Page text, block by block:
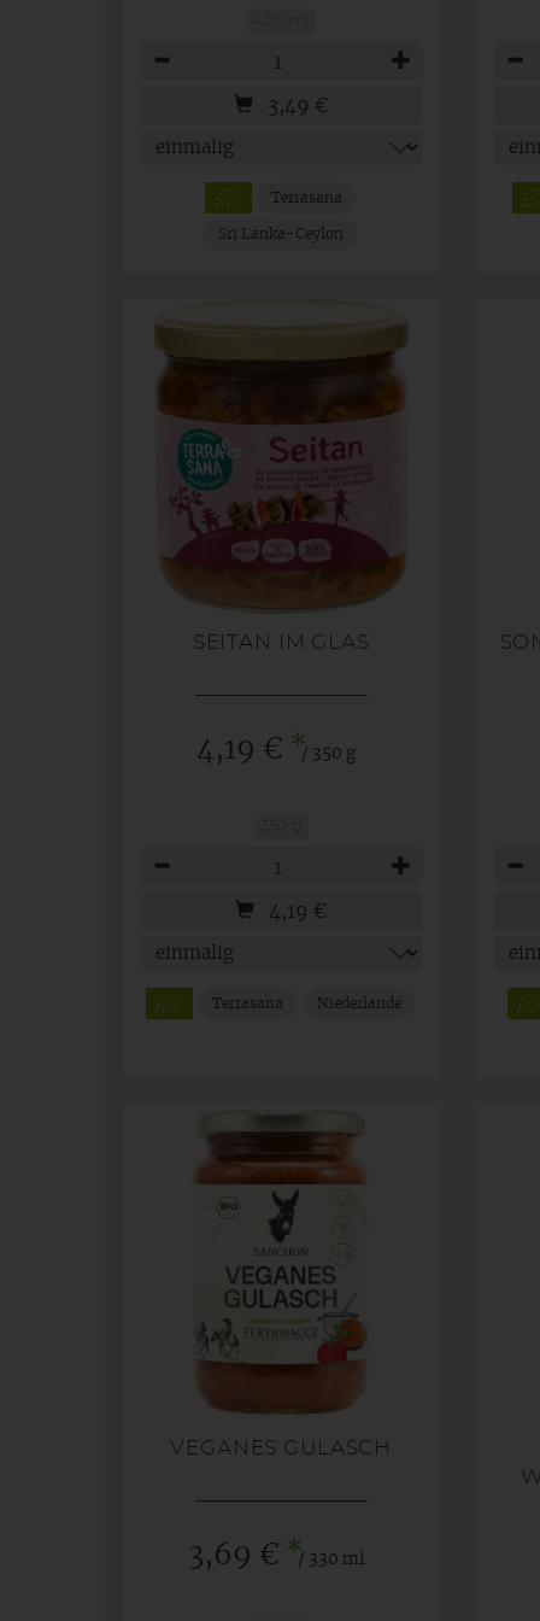
3,49 €
Terrasana
Sri Lanka-Ceylon
SEITAN IM GLAS
4,19 € */ 350 g
4,19 €
Terrasana Niederlande
VEGANES GULASCH
3,69 € */ 330 ml